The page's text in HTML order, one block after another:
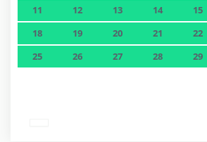
11
12 13 14 15
18
19 20 21 22
25
26 27 28 29